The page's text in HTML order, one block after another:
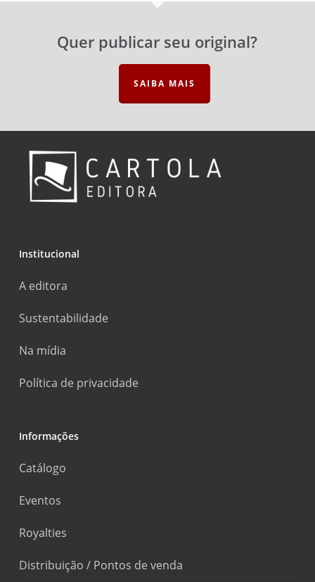
Quer publicar seu original?
SAIBA MAIS
Institucional
A editora
Sustentabilidade
Na mídia
Política de privacidade
Informações
Catálogo
Eventos
Royalties
Distribuição / Pontos de venda